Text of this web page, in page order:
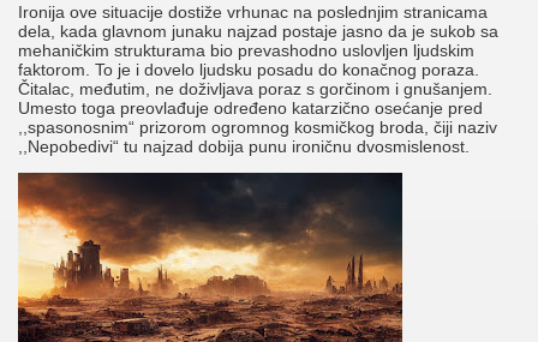
Ironija ove situacije dostiže vrhunac na poslednjim stranicama
dela, kada glavnom junaku najzad postaje jasno da je sukob sa
mehaničkim strukturama bio prevashodno uslovljen ljudskim
faktorom. To je i dovelo ljudsku posadu do konačnog poraza.
Čitalac, međutim, ne doživljava poraz s gorčinom i gnušanjem.
Umesto toga preovlađuje određeno katarzično osećanje pred
,,spasonosnim“ prizorom ogromnog kosmičkog broda, čiji naziv
,,Nepobedivi“ tu najzad dobija punu ironičnu dvosmislenost.